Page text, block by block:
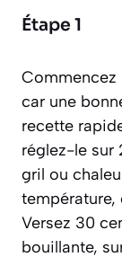
Étape 1
Commencez
car une
recette
réglez-le sur
gril ou
Versez 30
bouillante,